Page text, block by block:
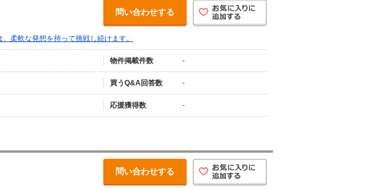
問い合わせする
柔軟な発想を持って挑戦し続けます。
物件掲載件数 -
買うQ&A回答数 -
応援獲得数 -
問い合わせする